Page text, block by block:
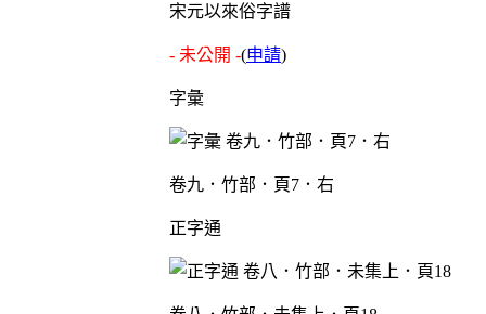
宋元以來俗字譜
- 未公開 -(申請)
字彙
卷九．竹部．頁7．右
正字通